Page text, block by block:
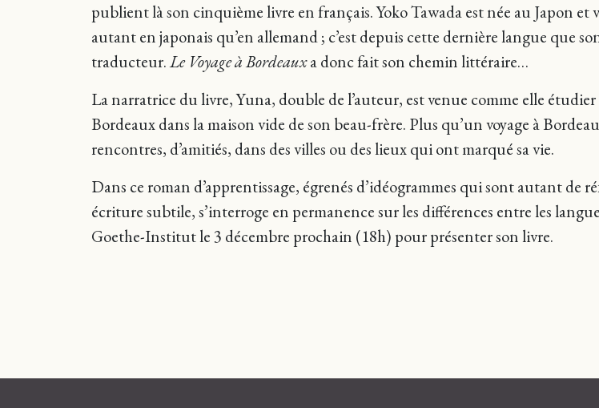
publient là son cinquième livre en français. Yoko Tawada est née au Japon
autant en japonais qu’en allemand ; c’est depuis cette dernière langue que
traducteur.Le Voyage à Bordeauxa donc fait son chemin littéraire…
La narratrice du livre, Yuna, double de l’auteur, est venue comme elle
Bordeaux dans la maison vide de son beau-frère. Plus qu’un voyage à
rencontres, d’amitiés, dans des villes ou des lieux qui ont marqué sa vie.
Dans ce roman d’apprentissage, égrenés d’idéogrammes qui sont autant de
écriture subtile, s’interroge en permanence sur les différences entre les
Goethe-Institut le 3 décembre prochain (18h) pour présenter son livre.